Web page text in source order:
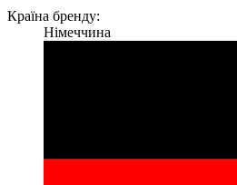
Країна бренду:
Німеччина